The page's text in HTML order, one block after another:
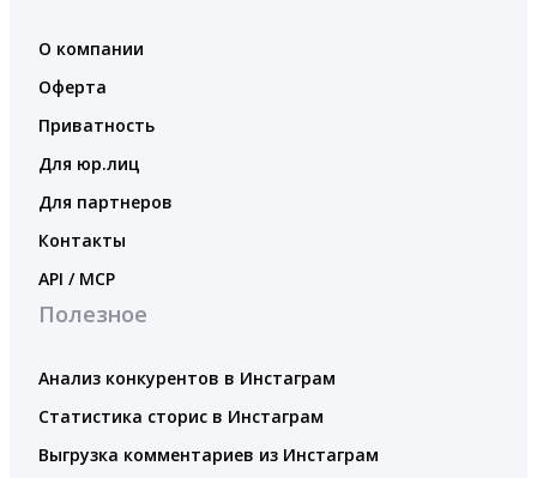
О компании
Оферта
Приватность
Для юр.лиц
Для партнеров
Контакты
API / MCP
Полезное
Анализ конкурентов в Инстаграм
Статистика сторис в Инстаграм
Выгрузка комментариев из Инстаграм